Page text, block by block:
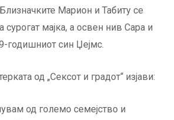
Марион и Табиту се
сурогат мајка, а освен нив Сара и
годишниот син Џејмс.
од „Сексот и градот“ изјави:
од големо семејство и